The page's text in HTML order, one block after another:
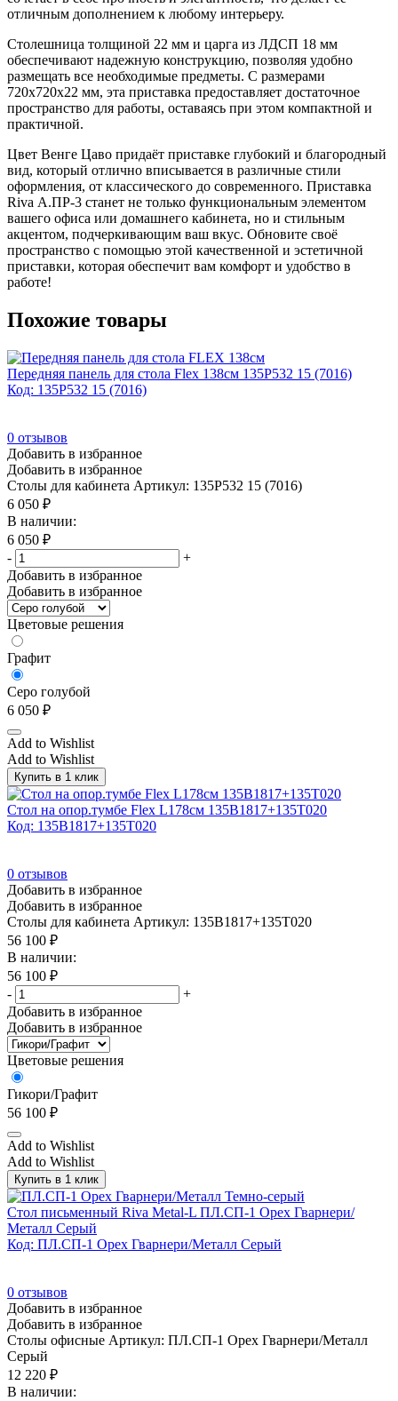
отличным дополнением к любому интерьеру.
Столешница толщиной 22 мм и царга из ЛДСП 18 мм
обеспечивают надежную конструкцию, позволяя удобно
размещать все необходимые предметы. С размерами
720x720x22 мм, эта приставка предоставляет достаточное
пространство для работы, оставаясь при этом компактной и
практичной.
Цвет Венге Цаво придаёт приставке глубокий и благородный
вид, который отлично вписывается в различные стили
оформления, от классического до современного. Приставка
Riva А.ПР-3 станет не только функциональным элементом
вашего офиса или домашнего кабинета, но и стильным
акцентом, подчеркивающим ваш вкус. Обновите своё
пространство с помощью этой качественной и эстетичной
приставки, которая обеспечит вам комфорт и удобство в
работе!
Похожие товары
Передняя панель для стола Flex 138см 135P532 15 (7016)
Код: 135P532 15 (7016)
0 отзывов
Добавить в избранное
Добавить в избранное
Столы для кабинета Артикул: 135P532 15 (7016)
6 050 ₽
В наличии:
6 050 ₽
-
+
Добавить в избранное
Добавить в избранное
Цветовые решения
Графит
Серо голубой
6 050 ₽
Add to Wishlist
Add to Wishlist
Купить в 1 клик
Стол на опор.тумбе Flex L178см 135B1817+135T020
Код: 135B1817+135T020
0 отзывов
Добавить в избранное
Добавить в избранное
Столы для кабинета Артикул: 135B1817+135T020
56 100 ₽
В наличии:
56 100 ₽
-
+
Добавить в избранное
Добавить в избранное
Цветовые решения
Гикори/Графит
56 100 ₽
Add to Wishlist
Add to Wishlist
Купить в 1 клик
Стол письменный Riva Metal-L ПЛ.СП-1 Орех Гварнери/
Металл Серый
Код: ПЛ.СП-1 Орех Гварнери/Металл Серый
0 отзывов
Добавить в избранное
Добавить в избранное
Столы офисные Артикул: ПЛ.СП-1 Орех Гварнери/Металл
Серый
12 220 ₽
В наличии: